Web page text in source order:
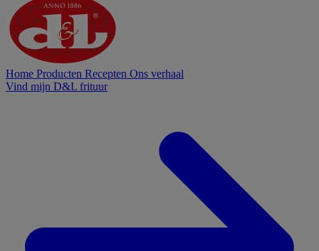
Home Producten Recepten Ons verhaal
Vind mijn D&L frituur